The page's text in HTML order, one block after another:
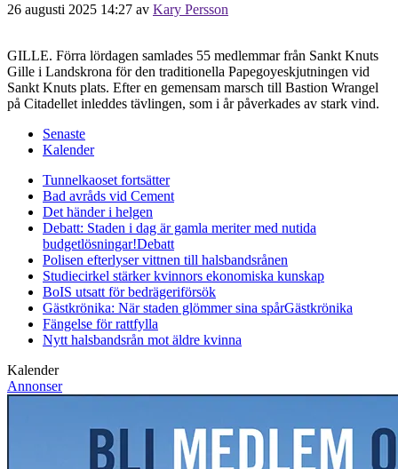
26 augusti 2025 14:27 av Kary Persson
GILLE. Förra lördagen samlades 55 medlemmar från Sankt Knuts
Gille i Landskrona för den traditionella Papegoyeskjutningen vid
Sankt Knuts plats. Efter en gemensam marsch till Bastion Wrangel
på Citadellet inleddes tävlingen, som i år påverkades av stark vind.
Senaste
Kalender
Tunnelkaoset fortsätter
Bad avråds vid Cement
Det händer i helgen
Debatt: Staden i dag är gamla meriter med nutida
budgetlösningar!Debatt
Polisen efterlyser vittnen till halsbandsrånen
Studiecirkel stärker kvinnors ekonomiska kunskap
BoIS utsatt för bedrägeriförsök
Gästkrönika: När staden glömmer sina spårGästkrönika
Fängelse för rattfylla
Nytt halsbandsrån mot äldre kvinna
Kalender
Annonser